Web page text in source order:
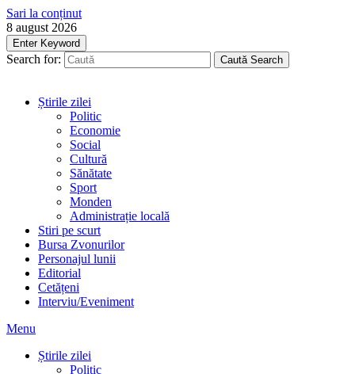
Sari la conținut
8 august 2026
Enter Keyword
Search for: Caută Search
Știrile zilei
Politic
Economie
Social
Cultură
Sănătate
Sport
Monden
Administrație locală
Stiri pe scurt
Bursa Zvonurilor
Personajul lunii
Editorial
Cetățeni
Interviu/Eveniment
Menu
Știrile zilei
Politic